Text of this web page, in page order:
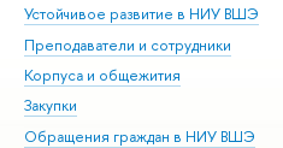
Устойчивое развитие в НИУ ВШЭ
Преподаватели и сотрудники
Корпуса и общежития
Закупки
Обращения граждан в НИУ ВШЭ